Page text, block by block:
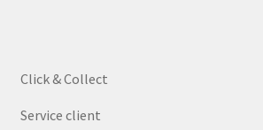
Click & Collect
Service client